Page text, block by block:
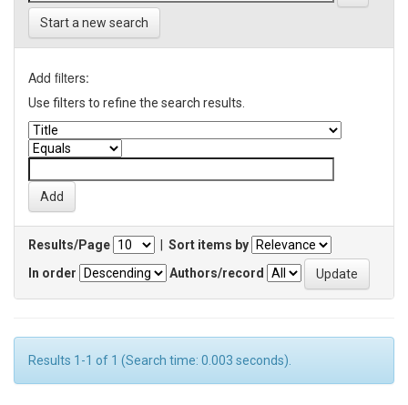
Start a new search
Add filters:
Use filters to refine the search results.
Results/Page
Sort items by
In order
Authors/record
Results 1-1 of 1 (Search time: 0.003 seconds).